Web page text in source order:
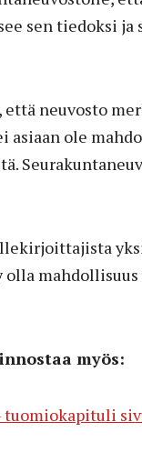
sen tiedoksi ja
että neuvosto
asiaan ole
olla
myös:
tuomiokapituli